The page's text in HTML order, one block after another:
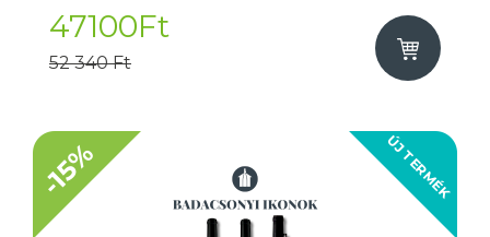
47100Ft
52 340 Ft
ÚJ TERMÉK
-15%